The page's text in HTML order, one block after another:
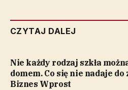
CZYTAJ DALEJ
Nie każdy rodzaj szkła
domem. Co się nie nadaje
Biznes Wprost